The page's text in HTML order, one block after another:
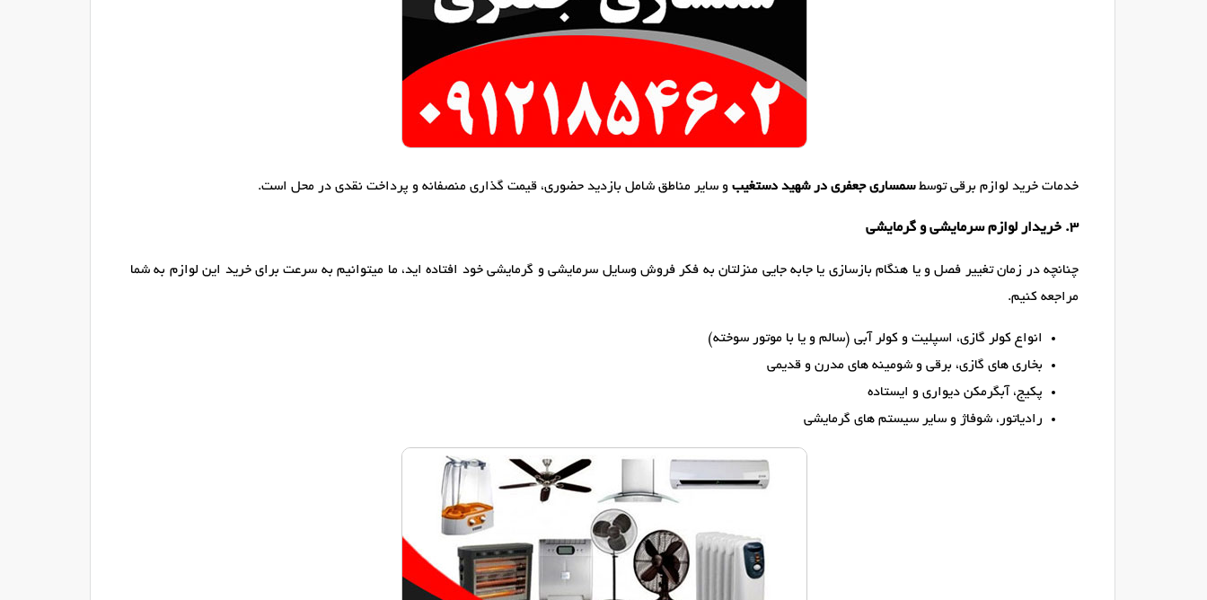
خدمات خرید لوازم برقی توسطسمساری جعفری در شهید دستغیب و سایر مناطق شامل بازدید حضوری، قیمت گذاری منصفانه و پرداخت نقدی در محل است.
۳. خریدار لوازم سرمایشی و گرمایشی
چنانچه در زمان تغییر فصل و یا هنگام بازسازی یا جابه جایی منزلتان به فکر فروش وسایل سرمایشی و گرمایشی خود افتاده اید، ما میتوانیم به سرعت برای خرید این لوازم به شما
مراجعه کنیم.
انواع کولر گازی، اسپلیت و کولر آبی (سالم و یا با موتور سوخته)
بخاری های گازی، برقی و شومینه های مدرن و قدیمی
پکیج، آبگرمکن دیواری و ایستاده
رادیاتور، شوفاژ و سایر سیستم های گرمایشی